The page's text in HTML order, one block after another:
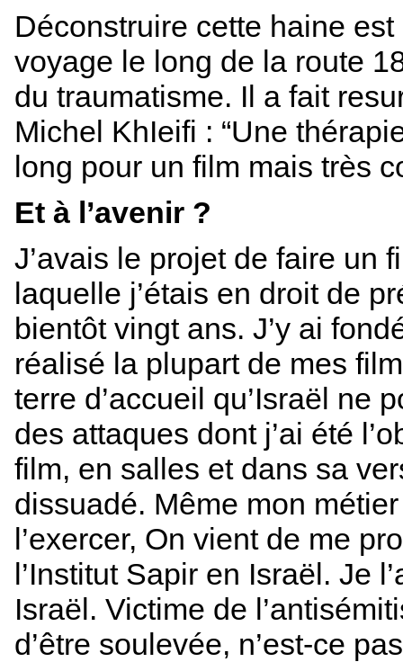
Déconstruire cette haine
voyage le long de la route
du traumatisme. Il a fait
Michel KhIeifi : “Une
long pour un film mais très
Et à l’avenir ?
J’avais le projet de faire un
laquelle j’étais en droit de
bientôt vingt ans. J’y ai
réalisé la plupart de mes
terre d’accueil qu’Israël ne
des attaques dont j’ai été
film, en salles et dans sa
dissuadé. Même mon
l’exercer, On vient de me
l’Institut Sapir en Israël. Je
Israël. Victime de
d’être soulevée, n’est-ce